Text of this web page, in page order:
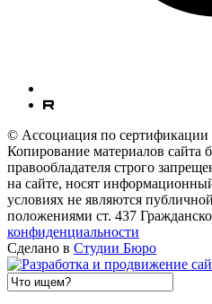
© Ассоциация по сертификации
Копирование материалов сайта
правообладателя строго
на сайте, носят
условиях не являются
положениями ст. 437
конфиденциальности
Сделано в Студии Бюро